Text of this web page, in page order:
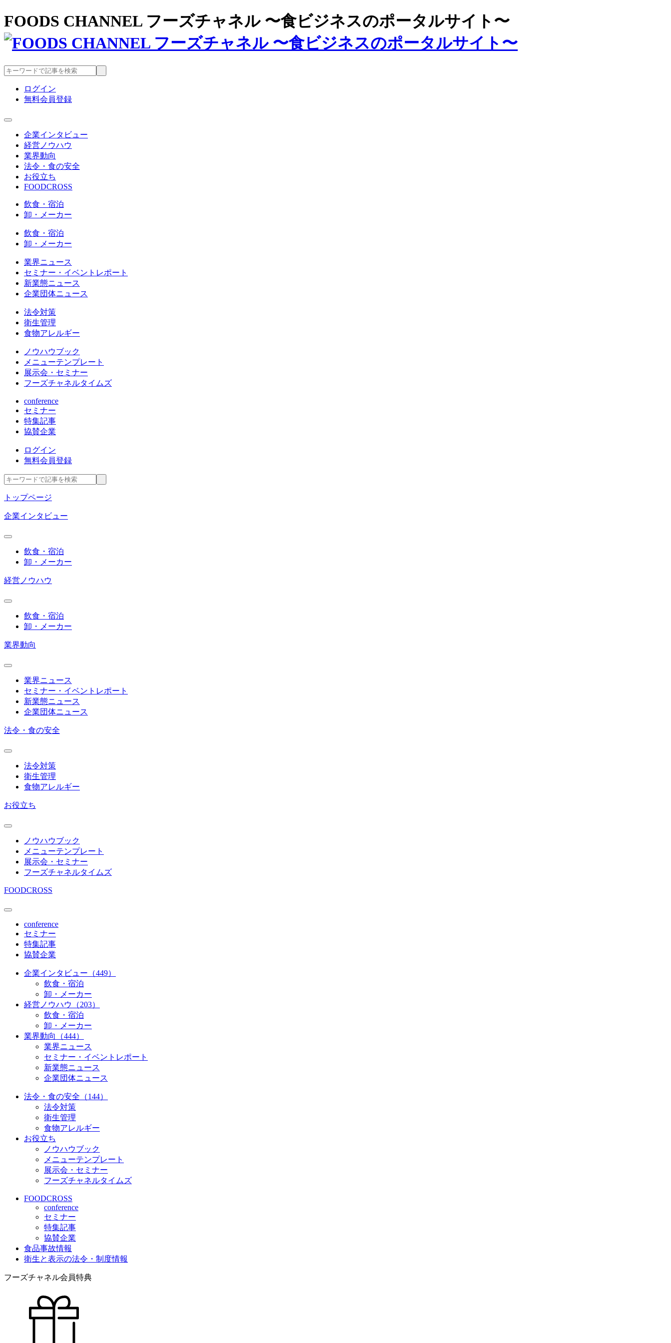
FOODS CHANNEL フーズチャネル 〜食ビジネスのポータルサイト〜
ログイン
無料会員登録
企業インタビュー
経営ノウハウ
業界動向
法令・食の安全
お役立ち
FOODCROSS
飲食・宿泊
卸・メーカー
飲食・宿泊
卸・メーカー
業界ニュース
セミナー・イベントレポート
新業態ニュース
企業団体ニュース
法令対策
衛生管理
食物アレルギー
ノウハウブック
メニューテンプレート
展示会・セミナー
フーズチャネルタイムズ
conference
セミナー
特集記事
協賛企業
ログイン
無料会員登録
トップページ
企業インタビュー
飲食・宿泊
卸・メーカー
経営ノウハウ
飲食・宿泊
卸・メーカー
業界動向
業界ニュース
セミナー・イベントレポート
新業態ニュース
企業団体ニュース
法令・食の安全
法令対策
衛生管理
食物アレルギー
お役立ち
ノウハウブック
メニューテンプレート
展示会・セミナー
フーズチャネルタイムズ
FOODCROSS
conference
セミナー
特集記事
協賛企業
企業インタビュー（449）
飲食・宿泊
卸・メーカー
経営ノウハウ（203）
飲食・宿泊
卸・メーカー
業界動向（444）
業界ニュース
セミナー・イベントレポート
新業態ニュース
企業団体ニュース
法令・食の安全（144）
法令対策
衛生管理
食物アレルギー
お役立ち
ノウハウブック
メニューテンプレート
展示会・セミナー
フーズチャネルタイムズ
FOODCROSS
conference
セミナー
特集記事
協賛企業
食品事故情報
衛生と表示の法令・制度情報
フーズチャネル会員特典